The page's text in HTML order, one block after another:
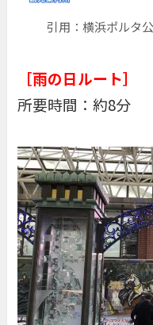
引用：横浜ポルタ
［雨の日ルート］
所要時間：約8分